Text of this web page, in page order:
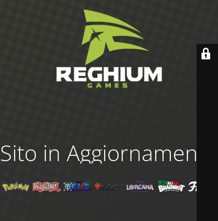
Sito in Aggiornamento